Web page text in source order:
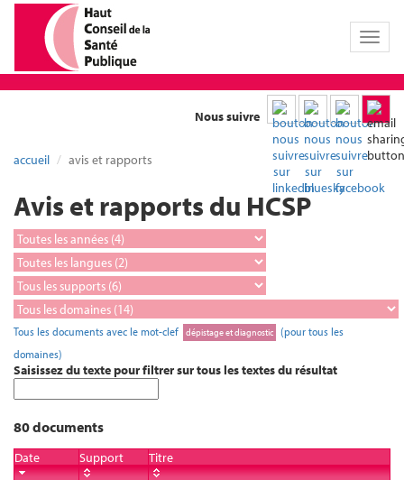
Toggle
Nous suivre
accueil avis et rapports
Avis et rapports du HCSP
Tous les documents avec le mot-clef dépistage et diagnostic (pour tous les
domaines)
Saisissez du texte pour filtrer sur tous les textes du résultat
80 documents
Date Support
Titre